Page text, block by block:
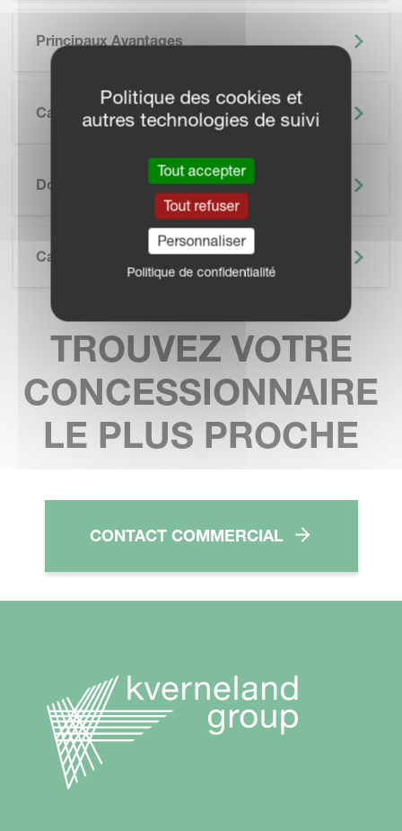
Principaux Avantages
Caractéristiques
Documentation
Caractéristiques Techniques
TROUVEZ VOTRE
CONCESSIONNAIRE
LE PLUS PROCHE
CONTACT COMMERCIAL
Politique des cookies et
autres technologies de suivi
Tout accepter
Tout refuser
Personnaliser
Politique de confidentialité